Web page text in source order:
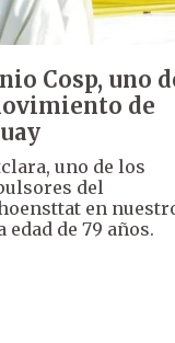
Cosp, uno
de
uno de los
del
en
de 79 años.